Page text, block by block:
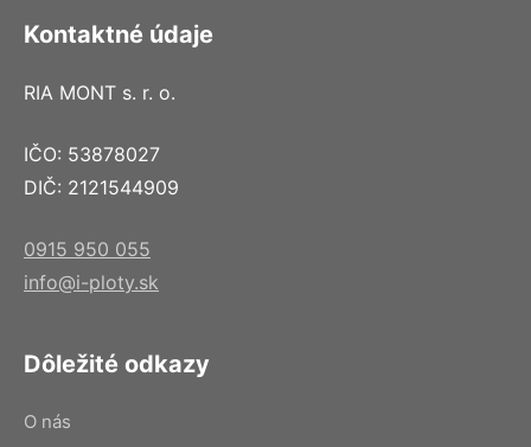
Kontaktné údaje
RIA MONT s. r. o.
IČO: 53878027
DIČ: 2121544909
0915 950 055
info@i-ploty.sk
Dôležité odkazy
O nás